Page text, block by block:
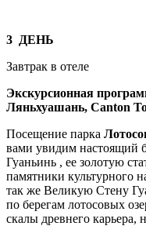
3 ДЕНЬ
Завтрак в отеле
Экскурсионная
Ляньхуашань, Canton
Посещение парка
вами увидим настоящий
Гуаньинь , ее золотую
памятники культурного
так же Великую Стену
по берегам лотосовых
скалы древнего